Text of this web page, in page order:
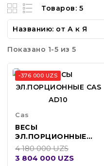
Товаров: 5
Названию: от А к Я
Показано 1-5 из 5
-376 000 UZS
Cas
ВЕСЫ
ЭЛ.ПОРЦИОННЫЕ
CAS AD10
4 180 000 UZS
3 804 000 UZS